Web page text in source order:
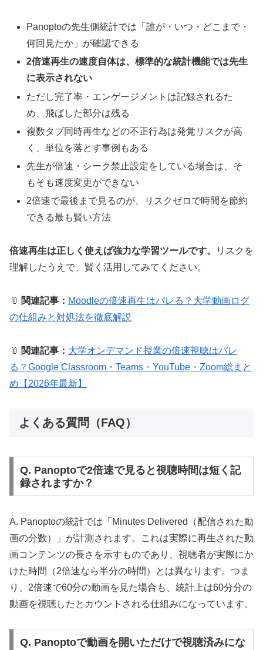
Panoptoの先生側統計では「誰が・いつ・どこまで・
何回見たか」が確認できる
2倍速再生の速度自体は、標準的な統計機能では先生
に表示されない
ただし完了率・エンゲージメントは記録されるた
め、飛ばした部分は残る
複数タブ同時再生などの不正行為は発覚リスクが高
く、単位を落とす事例もある
先生が倍速・シーク禁止設定をしている場合は、そ
もそも速度変更ができない
2倍速で最後まで見るのが、リスクゼロで時間を節約
できる最も賢い方法
倍速再生は正しく使えば強力な学習ツールです。
リスクを
理解したうえで、賢く活用してみてください。
📎 関連記事： Moodleの倍速再生はバレる？大学動画ログ
の仕組みと対処法を徹底解説
📎 関連記事： 大学オンデマンド授業の倍速視聴はバレ
る？Google Classroom・Teams・YouTube・Zoom総まと
め【2026年最新】
よくある質問（FAQ）
Q. Panoptoで2倍速で見ると視聴時間は短く記
録されますか？
A. Panoptoの統計では「Minutes Delivered（配信された動
画の分数）」が計測されます。これは実際に再生された動
画コンテンツの長さを示すものであり、視聴者が実際にか
けた時間（2倍速なら半分の時間）とは異なります。つま
り、2倍速で60分の動画を見た場合も、統計上は60分分の
動画を視聴したとカウントされる仕組みになっています。
Q. Panoptoで動画を開いただけで視聴済みにな